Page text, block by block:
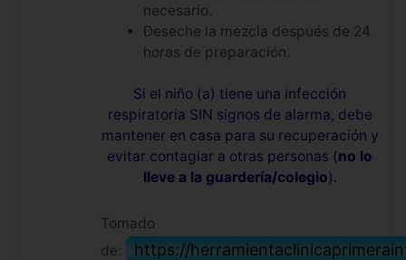
necesario.
Deseche la mezcla después de 24
horas de preparación.
Si el niño (a) tiene una infección
respiratoria SIN signos de alarma, debe
mantener en casa para su recuperación y
evitar contagiar a otras personas (no lo
lleve a la guardería/colegio).
Tomado
de:
https://